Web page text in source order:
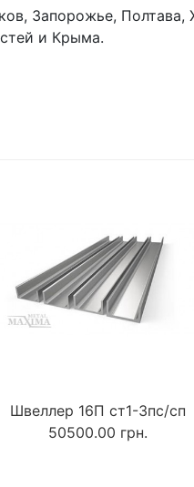
Запорожье,
и Крыма.
Швеллер 16П ст1-3пс/сп
50500.00 грн.